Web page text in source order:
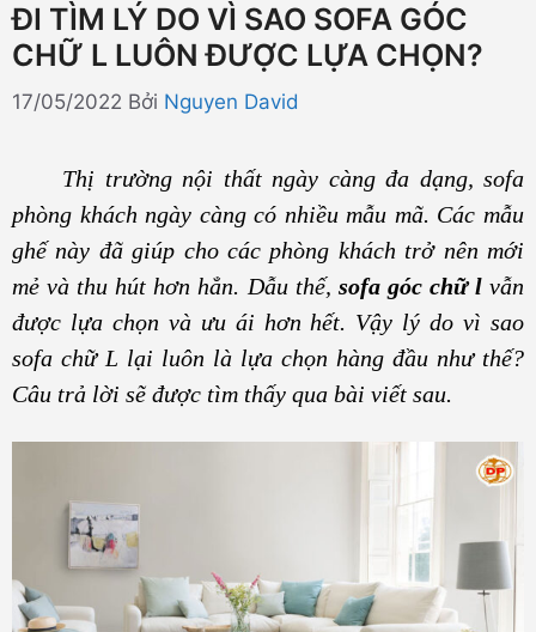
ĐI TÌM LÝ DO VÌ SAO SOFA GÓC
CHỮ L LUÔN ĐƯỢC LỰA CHỌN?
17/05/2022 Bởi Nguyen David
Thị trường nội thất ngày càng đa dạng, sofa
phòng khách ngày càng có nhiều mẫu mã. Các mẫu
ghế này đã giúp cho các phòng khách trở nên mới
mẻ và thu hút hơn hẳn. Dẫu thế, sofa góc chữ l vẫn
được lựa chọn và ưu ái hơn hết. Vậy lý do vì sao
sofa chữ L lại luôn là lựa chọn hàng đầu như thế?
Câu trả lời sẽ được tìm thấy qua bài viết sau.